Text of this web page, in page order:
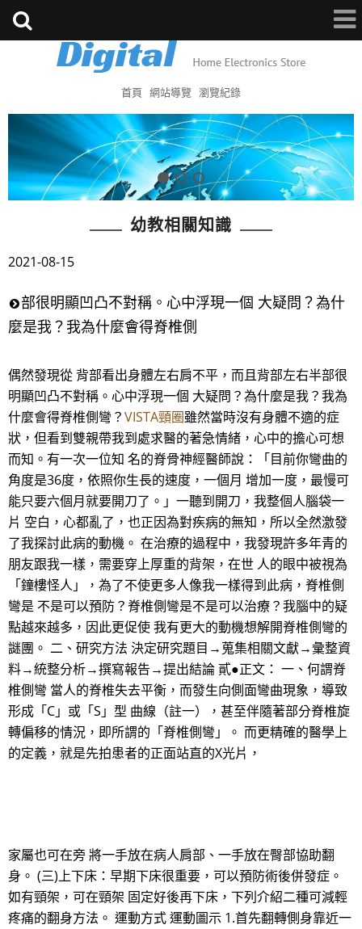
首頁 網站導覽 瀏覽紀錄
幼教相關知識
2021-08-15
部很明顯凹凸不對稱。心中浮現一個 大疑問？為什
麼是我？我為什麼會得脊椎側
偶然發現從 背部看出身體左右肩不平，而且背部左右半部很
明顯凹凸不對稱。心中浮現一個 大疑問？為什麼是我？我為
什麼會得脊椎側彎？VISTA頸圈雖然當時沒有身體不適的症
狀，但看到雙親帶我到處求醫的著急情緒，心中的擔心可想
而知。有一次一位知 名的脊骨神經醫師說：「目前你彎曲的
角度是36度，依照你生長的速度，一個月 增加一度，最慢可
能只要六個月就要開刀了。」一聽到開刀，我整個人腦袋一
片 空白，心都亂了，也正因為對疾病的無知，所以全然激發
了我探討此病的動機。 在治療的過程中，我發現許多年青的
朋友跟我一樣，需要穿上厚重的背架，在世 人的眼中被視為
「鐘樓怪人」，為了不使更多人像我一樣得到此病，脊椎側
彎是 不是可以預防？脊椎側彎是不是可以治療？我腦中的疑
點越來越多，因此更促使 我有更大的動機想解開脊椎側彎的
謎團。 二、研究方法 決定研究題目→蒐集相關文獻→彙整資
料→統整分析→撰寫報告→提出結論 貳●正文： 一、何謂脊
椎側彎 當人的脊椎失去平衡，而發生向側面彎曲現象，導致
形成「C」或「S」型 曲線（註一），甚至伴隨著部分脊椎旋
轉偏移的情況，即所謂的「脊椎側彎」。 而更精確的醫學上
的定義，就是先拍患者的正面站直的X光片，
家屬也可在旁 將一手放在病人肩部、一手放在臀部協助翻
身。 (三)上下床：早期下床很重要，可以預防術後併發症。
如有頸架，可在頸架 固定好後再下床，下列介紹二種可減輕
疼痛的翻身方法。 運動方式 運動圖示 1.首先翻轉側身靠近一